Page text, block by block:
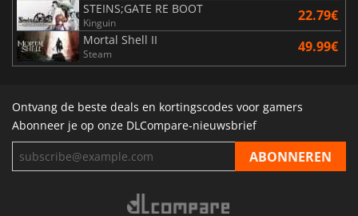
STEINS;GATE RE BOOT
Kinguin 22.79€
Mortal Shell II
Steam 49.99€
Ontvang de beste deals en kortingscodes voor gamers
Abonneer je op onze DLCompare-nieuwsbrief